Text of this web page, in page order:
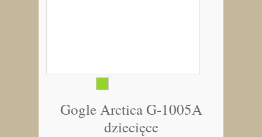
Gogle Arctica G-1005A
dziecięce